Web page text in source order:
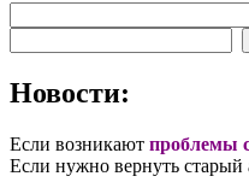
Новости:
Если возникают проблемы
Если нужно вернуть старый